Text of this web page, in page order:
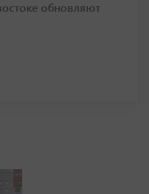
обновляют